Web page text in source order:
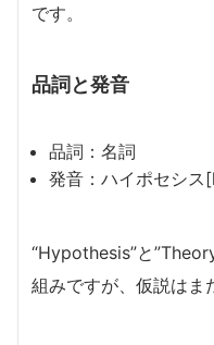
です。
品詞と発音
品詞：名詞
発音：ハイポセシス
“Hypothesis”と
組みですが、仮説はま